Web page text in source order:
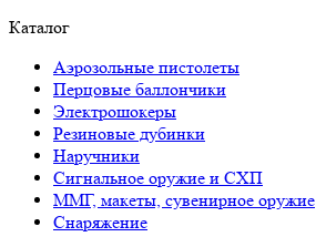
Каталог
Аэрозольные пистолеты
Перцовые баллончики
Электрошокеры
Резиновые дубинки
Наручники
Сигнальное оружие и СХП
ММГ, макеты, сувенирное оружие
Снаряжение